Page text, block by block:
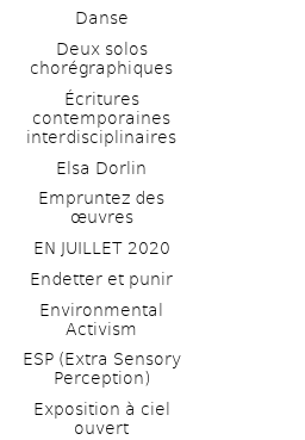
Danse
Deux solos
chorégraphiques
Écritures
contemporaines
interdisciplinaires
Elsa Dorlin
Empruntez des
œuvres
EN JUILLET 2020
Endetter et punir
Environmental
Activism
ESP (Extra Sensory
Perception)
Exposition à ciel
ouvert